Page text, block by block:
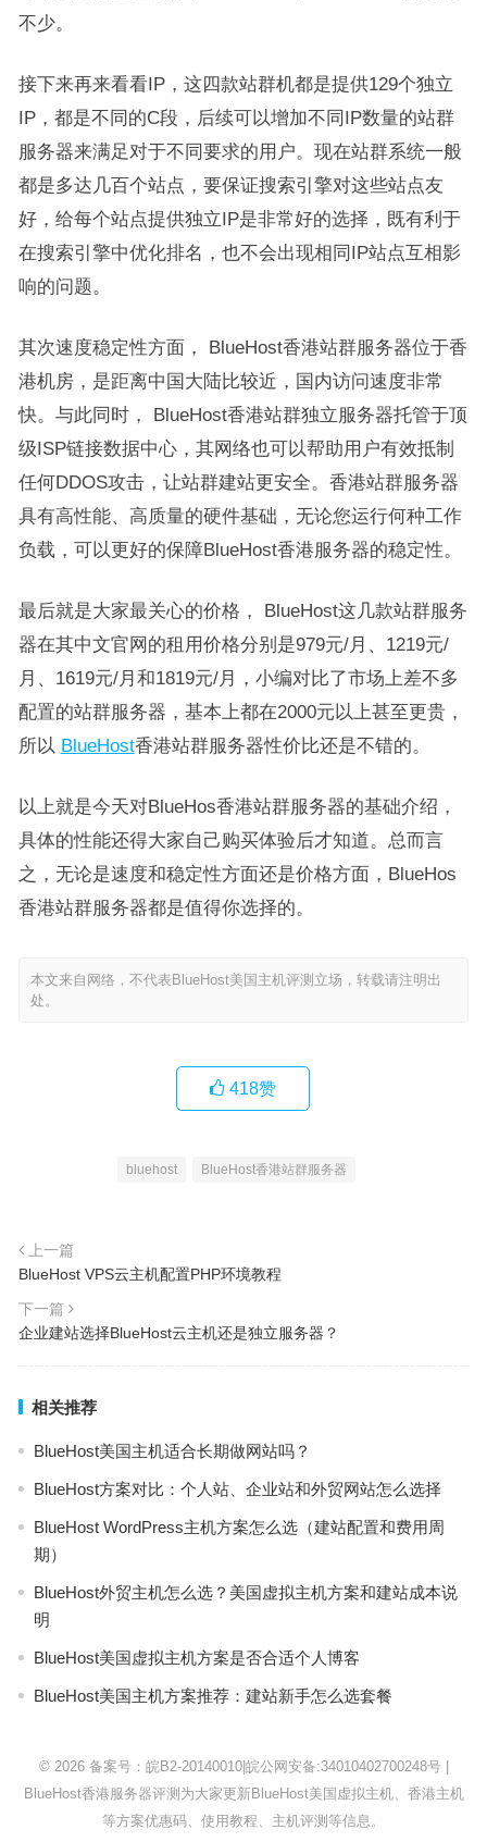
不少。
接下来再来看看IP，这四款站群机都是提供129个独立
IP，都是不同的C段，后续可以增加不同IP数量的站群
服务器来满足对于不同要求的用户。现在站群系统一般
都是多达几百个站点，要保证搜索引擎对这些站点友
好，给每个站点提供独立IP是非常好的选择，既有利于
在搜索引擎中优化排名，也不会出现相同IP站点互相影
响的问题。
其次速度稳定性方面， BlueHost香港站群服务器位于香
港机房，是距离中国大陆比较近，国内访问速度非常
快。与此同时， BlueHost香港站群独立服务器托管于顶
级ISP链接数据中心，其网络也可以帮助用户有效抵制
任何DDOS攻击，让站群建站更安全。香港站群服务器
具有高性能、高质量的硬件基础，无论您运行何种工作
负载，可以更好的保障BlueHost香港服务器的稳定性。
最后就是大家最关心的价格， BlueHost这几款站群服务
器在其中文官网的租用价格分别是979元/月、1219元/
月、1619元/月和1819元/月，小编对比了市场上差不多
配置的站群服务器，基本上都在2000元以上甚至更贵，
所以 BlueHost香港站群服务器性价比还是不错的。
以上就是今天对BlueHos香港站群服务器的基础介绍，
具体的性能还得大家自己购买体验后才知道。总而言
之，无论是速度和稳定性方面还是价格方面，BlueHos
香港站群服务器都是值得你选择的。
本文来自网络，不代表BlueHost美国主机评测立场，转载请注明出
处。
418赞
bluehost BlueHost香港站群服务器
上一篇
BlueHost VPS云主机配置PHP环境教程
下一篇
企业建站选择BlueHost云主机还是独立服务器？
相关推荐
BlueHost美国主机适合长期做网站吗？
BlueHost方案对比：个人站、企业站和外贸网站怎么选择
BlueHost WordPress主机方案怎么选（建站配置和费用周
期）
BlueHost外贸主机怎么选？美国虚拟主机方案和建站成本说
明
BlueHost美国虚拟主机方案是否合适个人博客
BlueHost美国主机方案推荐：建站新手怎么选套餐
© 2026 备案号：皖B2-20140010| 皖公网安备:34010402700248号|
BlueHost香港服务器评测为大家更新BlueHost美国虚拟主机、香港主机
等方案优惠码、使用教程、主机评测等信息。